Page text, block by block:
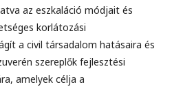
az eszkaláció módjait és
korlátozási
a civil társadalom hatásaira és
szereplők fejlesztési
amelyek célja a